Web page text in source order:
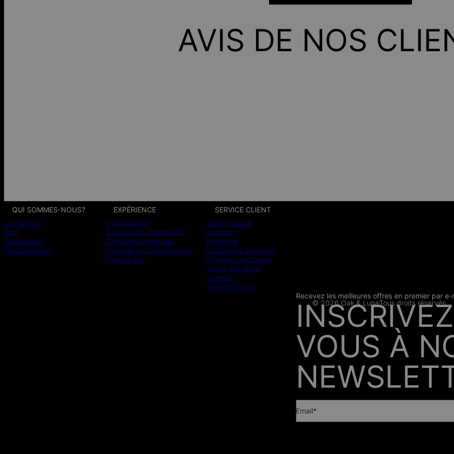
AVIS DE NOS
PRESSE
Recevez les meilleures offres en premier par e-
VOUS À
Email*
QUI SOMMES-NOUS?
La marque
Blog
Partenariats
D’accessibilité
EXPÉRIENCE
Témoignages
Suivre votre commande
Conditions générales
Politique de confidentialité
Plan du Site
SERVICE CLIENT
Centre d'aide
Livraison
Paiement
Conditions de retour
Entretien des bijoux
Guide des tailles
Garantie
Se rétracter ici
CB SSL
© 2026 Oak & LunaTous droits réservés